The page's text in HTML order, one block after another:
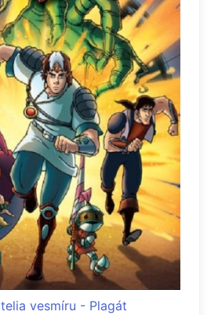
vesmíru - Plagát